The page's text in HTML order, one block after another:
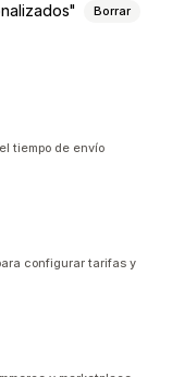
Borrar
tiempo de envío
configurar tarifas y